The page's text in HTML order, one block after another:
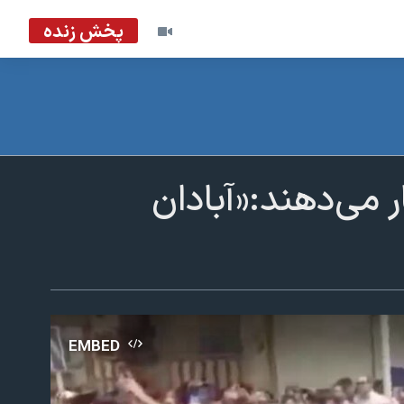
پخش زنده
می‌دهند:«آبادان
EMBED